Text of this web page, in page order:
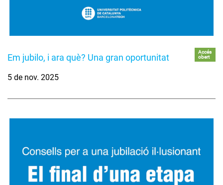
Em jubilo, i ara què? Una gran oportunitat
Accés
obert
5 de nov. 2025